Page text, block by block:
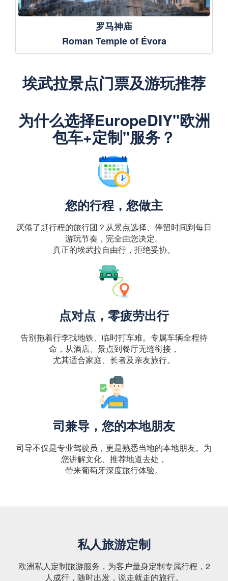
罗马神庙
Roman Temple of Évora
埃武拉景点门票及游玩推荐
为什么选择EuropeDIY"欧洲
包车+定制"服务？
您的行程，您做主
厌倦了赶行程的旅行团？从景点选择、停留时间到每日
游玩节奏，完全由您决定。
真正的埃武拉自由行，拒绝妥协。
点对点，零疲劳出行
告别拖着行李找地铁、临时打车难。专属车辆全程待
命，从酒店、景点到餐厅无缝衔接，
尤其适合家庭、长者及亲友旅行。
司兼导，您的本地朋友
司导不仅是专业驾驶员，更是熟悉当地的本地朋友。为
您讲解文化、推荐地道去处，
带来葡萄牙深度旅行体验。
私人旅游定制
欧洲私人定制旅游服务，为客户量身定制专属行程，2
人成行，随时出发，说走就走的旅行。